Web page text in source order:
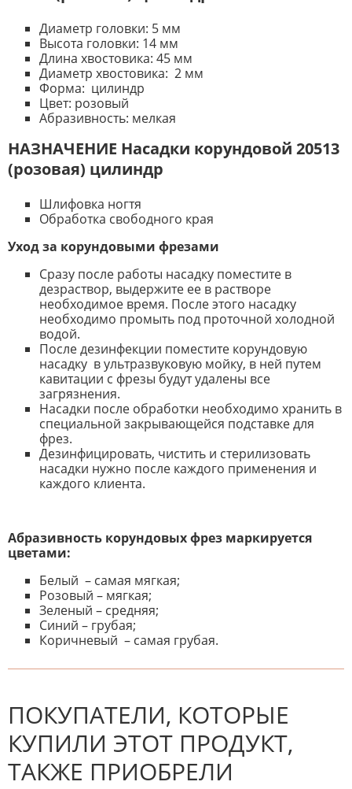
Диаметр головки: 5 мм
Высота головки: 14 мм
Длина хвостовика: 45 мм
Диаметр хвостовика: 2 мм
Форма: цилиндр
Цвет: розовый
Абразивность: мелкая
НАЗНАЧЕНИЕ Насадки корундовой 20513
(розовая) цилиндр
Шлифовка ногтя
Обработка свободного края
Уход за корундовыми фрезами
Сразу после работы насадку поместите в
дезраствор, выдержите ее в растворе
необходимое время. После этого насадку
необходимо промыть под проточной холодной
водой.
После дезинфекции поместите корундовую
насадку в ультразвуковую мойку, в ней путем
кавитации с фрезы будут удалены все
загрязнения.
Насадки после обработки необходимо хранить в
специальной закрывающейся подставке для
фрез.
Дезинфицировать, чистить и стерилизовать
насадки нужно после каждого применения и
каждого клиента.
Абразивность корундовых фрез маркируется
цветами:
Белый – самая мягкая;
Розовый – мягкая;
Зеленый – средняя;
Синий – грубая;
Коричневый – самая грубая.
К настоящему времени нет
отзыв.
ПОКУПАТЕЛИ, КОТОРЫЕ
КУПИЛИ ЭТОТ ПРОДУКТ,
ТАКЖЕ ПРИОБРЕЛИ